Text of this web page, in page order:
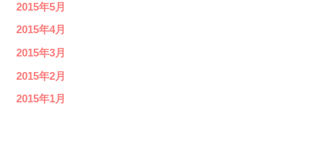
2015年5月
2015年4月
2015年3月
2015年2月
2015年1月